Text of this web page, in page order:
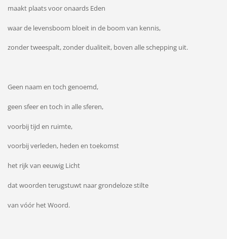
maakt plaats voor onaards Eden
waar de levensboom bloeit in de boom van kennis,
zonder tweespalt, zonder dualiteit, boven alle schepping uit.
Geen naam en toch genoemd,
geen sfeer en toch in alle sferen,
voorbij tijd en ruimte,
voorbij verleden, heden en toekomst
het rijk van eeuwig Licht
dat woorden terugstuwt naar grondeloze stilte
van vóór het Woord.